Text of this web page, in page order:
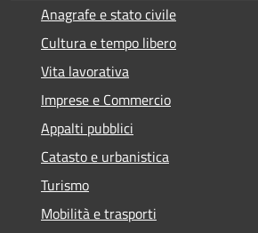
Anagrafe e stato civile
Cultura e tempo libero
Vita lavorativa
Imprese e Commercio
Appalti pubblici
Catasto e urbanistica
Turismo
Mobilità e trasporti